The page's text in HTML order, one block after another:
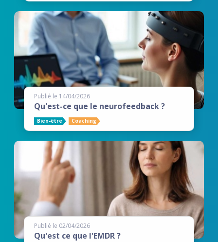
Publié le 14/04/2026
Qu'est-ce que le neurofeedback ?
Bien-être Coaching
Publié le 02/04/2026
Qu'est ce que l'EMDR ?